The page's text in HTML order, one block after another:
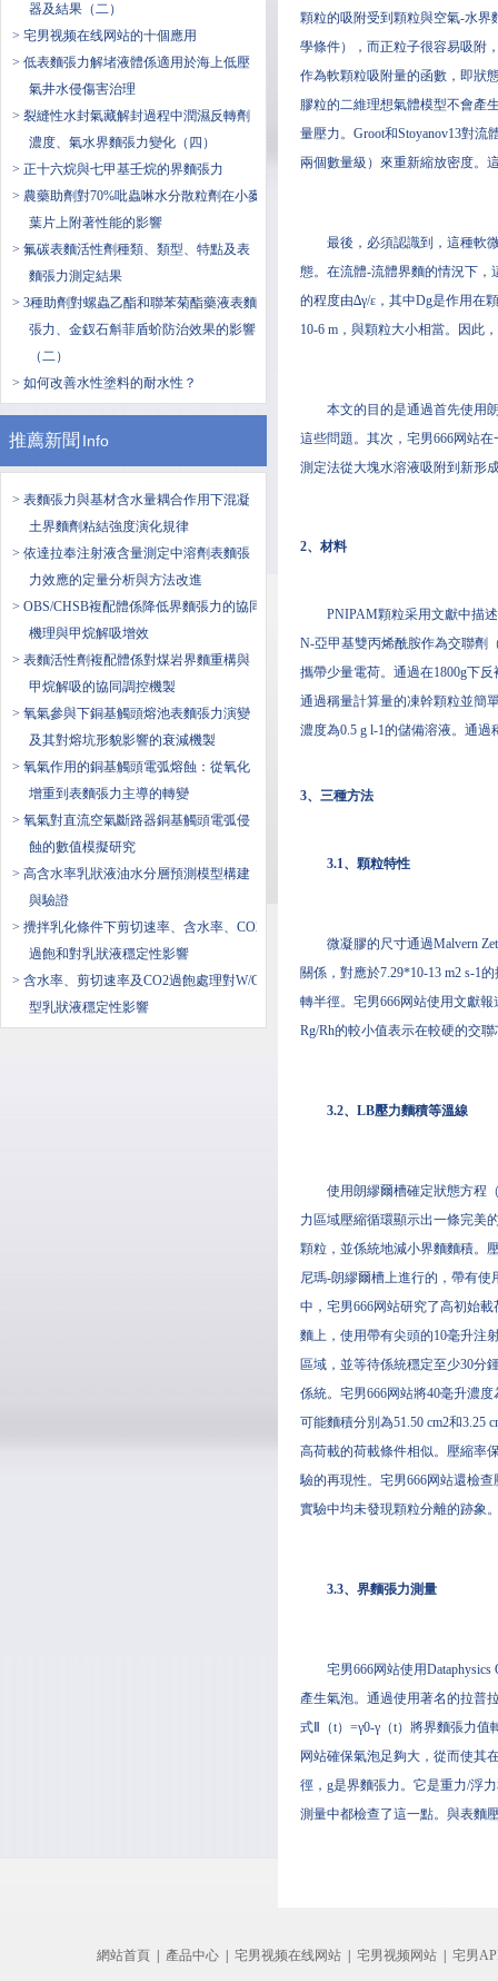
器及結果（二）
> 宅男视频在线网站的十個應用
> 低表麵張力解堵液體係適用於海上低壓
氣井水侵傷害治理
> 裂縫性水封氣藏解封過程中潤濕反轉劑
濃度、氣水界麵張力變化（四）
> ​正十六烷與七甲基壬烷的界麵張力
> 農藥助劑對70%吡蟲啉水分散粒劑在小麥
葉片上附著性能的影響
> 氟碳表麵活性劑種類、類型、特點及表
麵張力測定結果
> 3種助劑對螺蟲乙酯和聯苯菊酯藥液表麵
張力、金釵石斛菲盾蚧防治效果的影響
（二）
> 如何改善水性塗料的耐水性？
推薦新聞 Info
> 表麵張力與基材含水量耦合作用下混凝
土界麵劑粘結強度演化規律
> 依達拉奉注射液含量測定中溶劑表麵張
力效應的定量分析與方法改進
> OBS/CHSB複配體係降低界麵張力的協同
機理與甲烷解吸增效
> 表麵活性劑複配體係對煤岩界麵重構與
甲烷解吸的協同調控機製
> 氧氣參與下銅基觸頭熔池表麵張力演變
及其對熔坑形貌影響的衰減機製
> 氧氣作用的銅基觸頭電弧熔蝕：從氧化
增重到表麵張力主導的轉變
> 氧氣對直流空氣斷路器銅基觸頭電弧侵
蝕的數值模擬研究
> 高含水率乳狀液油水分層預測模型構建
與驗證
> 攪拌乳化條件下剪切速率、含水率、CO2
過飽和對乳狀液穩定性影響
> 含水率、剪切速率及CO2過飽處理對W/O
型乳狀液穩定性影響
顆粒的吸附受到顆粒與空氣-水界
學條件），而正粒子很容易吸附
作為軟顆粒吸附量的函數，即狀
膠粒的二維理想氣體模型不會產
量壓力。Groot和Stoyanov13對
兩個數量級）來重新縮放密度。
最後，必須認識到，這種軟
態。在流體-流體界麵的情況下
的程度由∆γ/ε，其中Dg是作用在
10-6 m，與顆粒大小相當。因此
本文的目的是通過首先使用
這些問題。其次，宅男666网站
測定法從大塊水溶液吸附到新形
2、材料
PNIPAM顆粒采用文獻中描
N-亞甲基雙丙烯酰胺作為交聯劑
攜帶少量電荷。通過在1800g下
通過稱量計算量的凍幹顆粒並簡
濃度為0.5 g l-1的儲備溶液。通
3、三種方法
3.1、顆粒特性
微凝膠的尺寸通過Malvern
關係，對應於7.29*10-13 m2 s-1
轉半徑。宅男666网站使用文獻報
Rg/Rh的較小值表示在較硬的交
3.2、LB壓力麵積等溫線
使用朗繆爾槽確定狀態方程
力區域壓縮循環顯示出一條完美
顆粒，並係統地減小界麵麵積。
尼瑪-朗繆爾槽上進行的，帶有使
中，宅男666网站研究了高初始
麵上，使用帶有尖頭的10毫升注
區域，並等待係統穩定至少30分
係統。宅男666网站將40毫升濃
可能麵積分別為51.50 cm2和3.25
高荷載的荷載條件相似。壓縮率
驗的再現性。宅男666网站還檢
實驗中均未發現顆粒分離的跡象
3.3、界麵張力測量
宅男666网站使用
產生氣泡。通過使用著名的拉普
式Ⅱ（t）=γ0-γ（t）將界麵張力
网站確保氣泡足夠大，從而使其
徑，g是界麵張力。它是重力/浮
測量中都檢查了這一點。與表麵
網站首頁 產品中心 宅男视频在线网站 宅男视频网站 宅男